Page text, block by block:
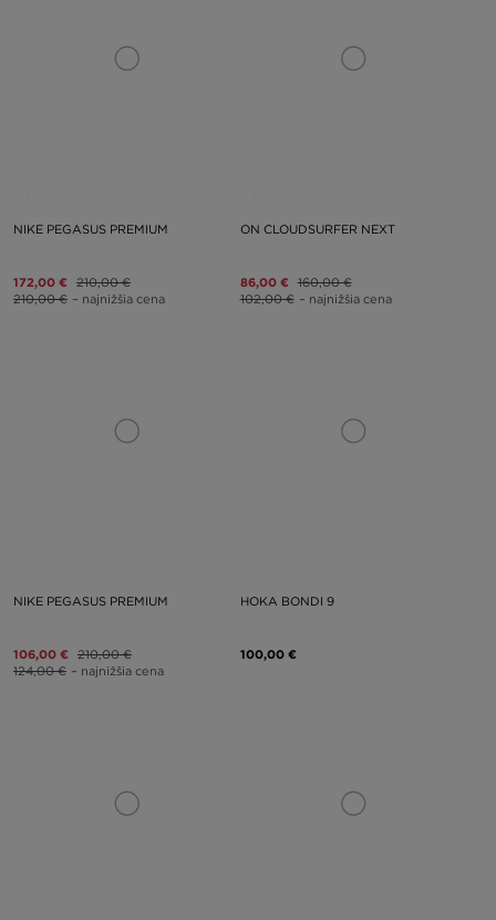
NIKE PEGASUS PREMIUM
172,00 € 210,00 €
210,00 € – najnižšia cena
ON CLOUDSURFER NEXT
86,00 € 160,00 €
102,00 € – najnižšia cena
NIKE PEGASUS PREMIUM
106,00 € 210,00 €
124,00 € – najnižšia cena
HOKA BONDI 9
100,00 €